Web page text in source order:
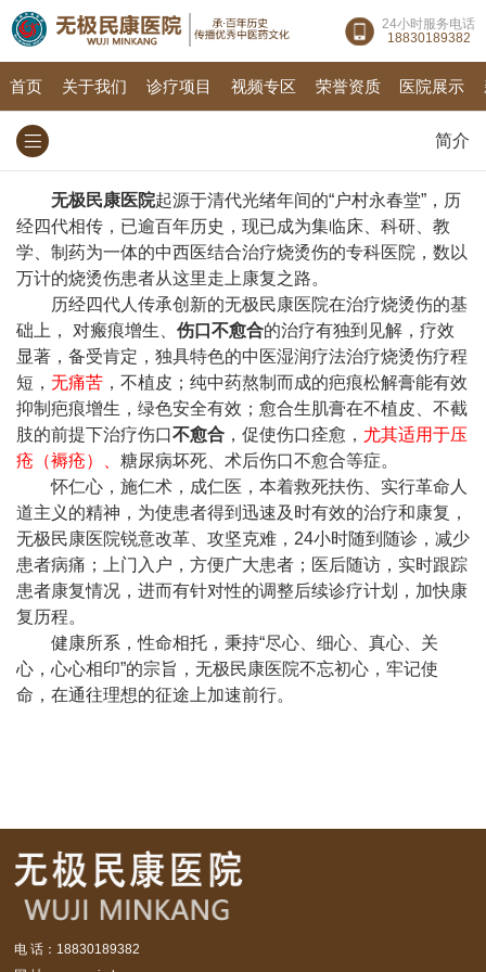
24小时服务电话
18830189382
首页 关于我们 诊疗项目 视频专区 荣誉资质 医院展示
简介
无极民康医院起源于清代光绪年间的“户村永春堂”，历
经四代相传，已逾百年历史，现已成为集临床、科研、教
学、制药为一体的中西医结合治疗烧烫伤的专科医院，数以
万计的烧烫伤患者从这里走上康复之路。
历经四代人传承创新的无极民康医院在治疗烧烫伤的基
础上， 对瘢痕增生、 伤口不愈合的治疗有独到见解，疗效
显著，备受肯定，独具特色的中医湿润疗法治疗烧烫伤疗程
短， 无痛苦 ，不植皮；纯中药熬制而成的疤痕松解膏能有效
抑制疤痕增生，绿色安全有效；愈合生肌膏在不植皮、不截
肢的前提下治疗伤口不愈合 ，促使伤口痊愈， 尤其适用于压
疮（褥疮）、 糖尿病坏死、术后伤口不愈合等症。
怀仁心，施仁术，成仁医，本着救死扶伤、实行革命人
道主义的精神，为使患者得到迅速及时有效的治疗和康复，
无极民康医院锐意改革、攻坚克难，24小时随到随诊，减少
患者病痛；上门入户，方便广大患者；医后随访，实时跟踪
患者康复情况，进而有针对性的调整后续诊疗计划，加快康
复历程。
健康所系，性命相托，秉持“尽心、细心、真心、关
心，心心相印”的宗旨，无极民康医院不忘初心，牢记使
命，在通往理想的征途上加速前行。
电 话：18830189382